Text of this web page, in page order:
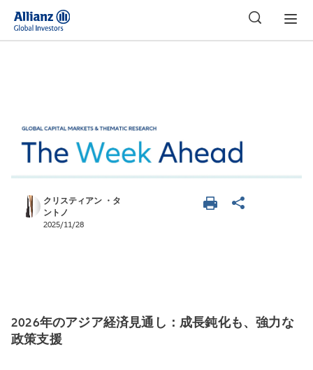
クリスティアン ・タ
ントノ
2025/11/28
2026年のアジア経済見通し：成長鈍化も、強力な
政策支援